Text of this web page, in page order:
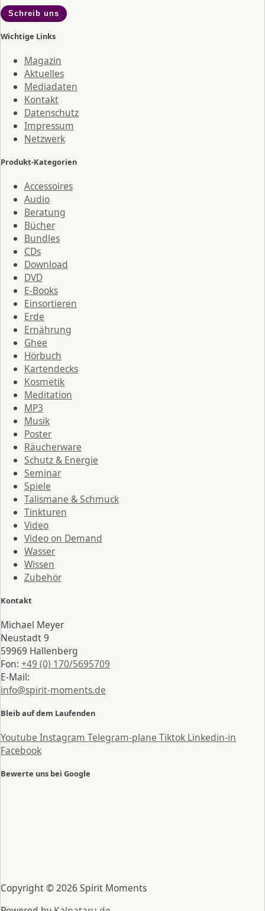
Schreib uns
Wichtige Links
Magazin
Aktuelles
Mediadaten
Kontakt
Datenschutz
Impressum
Netzwerk
Produkt-Kategorien
Accessoires
Audio
Beratung
Bücher
Bundles
CDs
Download
DVD
E-Books
Einsortieren
Erde
Ernährung
Ghee
Hörbuch
Kartendecks
Kosmetik
Meditation
MP3
Musik
Poster
Räucherware
Schutz & Energie
Seminar
Spiele
Talismane & Schmuck
Tinkturen
Video
Video on Demand
Wasser
Wissen
Zubehör
Kontakt
Michael Meyer
Neustadt 9
59969 Hallenberg
Fon: +49 (0) 170/5695709
E-Mail:
info@spirit-moments.de
Bleib auf dem Laufenden
Youtube Instagram Telegram-plane Tiktok Linkedin-in
Facebook
Bewerte uns bei Google
Copyright © 2026 Spirit Moments